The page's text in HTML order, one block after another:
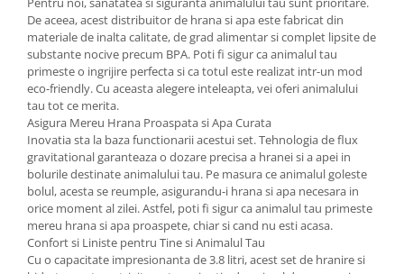
De aceea, acest distribuitor de hrana si apa este fabricat din
materiale de inalta calitate, de grad alimentar si complet lipsite de
substante nocive precum BPA. Poti fi sigur ca animalul tau
primeste o ingrijire perfecta si ca totul este realizat intr-un mod
eco-friendly. Cu aceasta alegere inteleapta, vei oferi animalului
tau tot ce merita.
Asigura Mereu Hrana Proaspata si Apa Curata
Inovatia sta la baza functionarii acestui set. Tehnologia de flux
gravitational garanteaza o dozare precisa a hranei si a apei in
bolurile destinate animalului tau. Pe masura ce animalul goleste
bolul, acesta se reumple, asigurandu-i hrana si apa necesara in
orice moment al zilei. Astfel, poti fi sigur ca animalul tau primeste
mereu hrana si apa proaspete, chiar si cand nu esti acasa.
Confort si Liniste pentru Tine si Animalul Tau
Cu o capacitate impresionanta de 3.8 litri, acest set de hranire si